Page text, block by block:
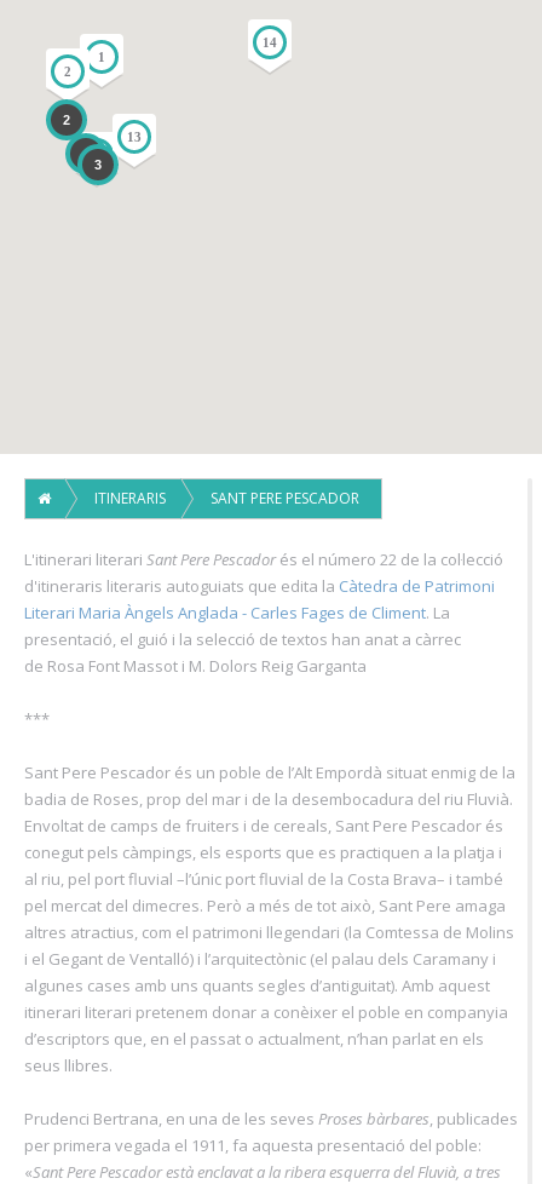
1
2
12
13
14
2
4
3
ITINERARIS SANT PERE PESCADOR
L'itinerari literari Sant Pere Pescadorés el número 22 de la col·lecció
d'itineraris literaris autoguiats que edita la Càtedra de Patrimoni
Literari Maria Àngels Anglada - Carles Fages de Climent. La
presentació, el guió i la selecció de textos han anat a càrrec
de Rosa Font Massot i M. Dolors Reig Garganta
***
Sant Pere Pescador és un poble de l’Alt Empordà situat enmig de la
badia de Roses, prop del mar i de la desembocadura del riu Fluvià.
Envoltat de camps de fruiters i de cereals, Sant Pere Pescador és
conegut pels càmpings, els esports que es practiquen a la platja i
al riu, pel port fluvial –l’únic port fluvial de la Costa Brava– i també
pel mercat del dimecres. Però a més de tot això, Sant Pere amaga
altres atractius, com el patrimoni llegendari (la Comtessa de Molins
i el Gegant de Ventalló) i l’arquitectònic (el palau dels Caramany i
algunes cases amb uns quants segles d’antiguitat). Amb aquest
itinerari literari pretenem donar a conèixer el poble en companyia
d’escriptors que, en el passat o actualment, n’han parlat en els
seus llibres.
Prudenci Bertrana, en una de les seves Proses bàrbares, publicades
per primera vegada el 1911, fa aquesta presentació del poble:
«Sant Pere Pescador està enclavat a la ribera esquerra del Fluvià, a tres